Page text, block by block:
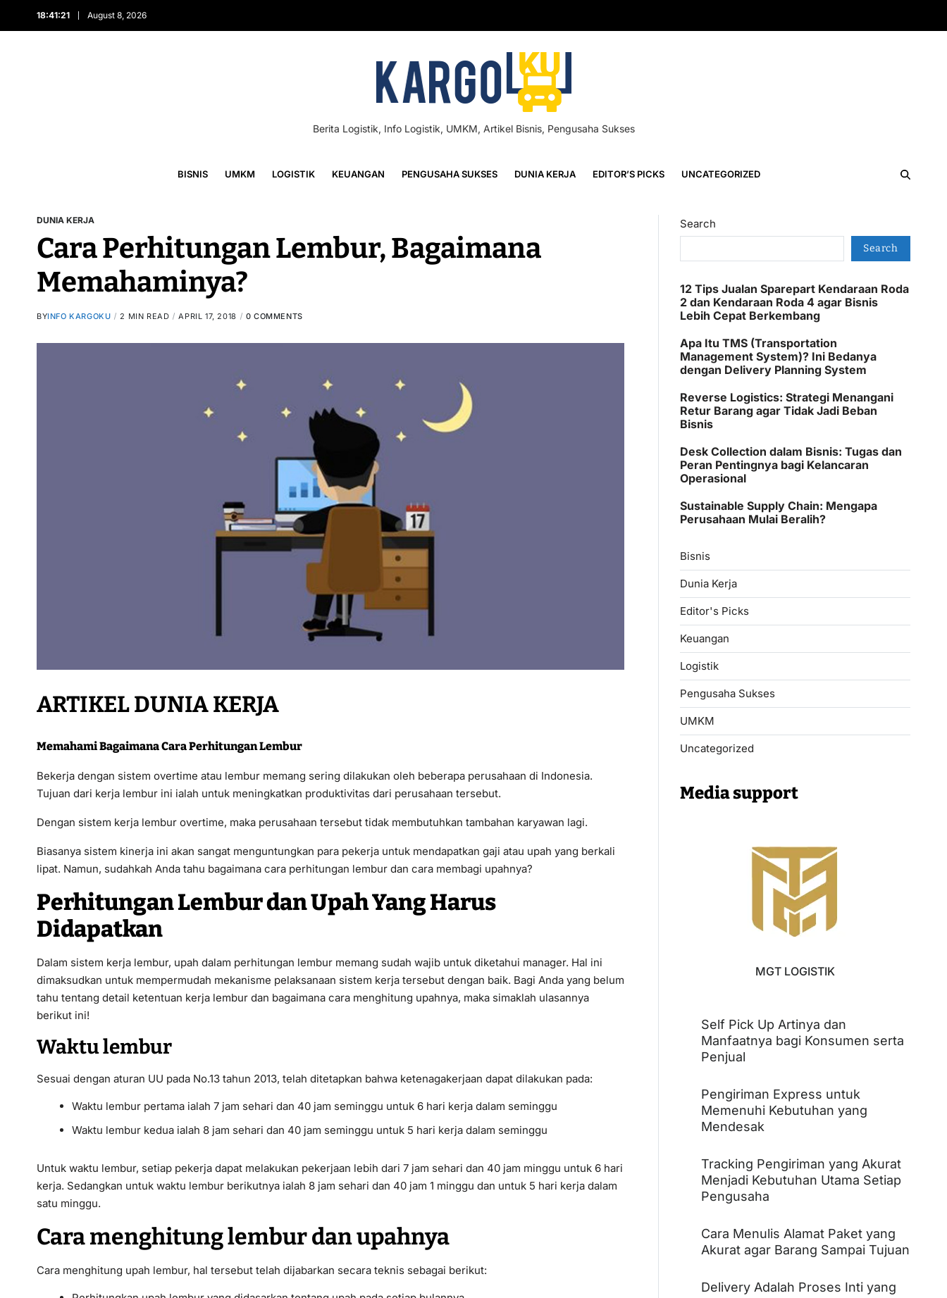
18:41:22 August 8, 2026
Berita Logistik, Info Logistik, UMKM, Artikel Bisnis, Pengusaha Sukses
BISNIS UMKM LOGISTIK KEUANGAN PENGUSAHA SUKSES DUNIA KERJA EDITOR’S PICKS UNCATEGORIZED
DUNIA KERJA
Cara Perhitungan Lembur, Bagaimana
Memahaminya?
BYINFO KARGOKU 2 MIN READ APRIL 17, 2018 0 COMMENTS
ARTIKEL DUNIA KERJA
Memahami Bagaimana Cara Perhitungan Lembur
Bekerja dengan sistem overtime atau lembur memang sering dilakukan oleh beberapa perusahaan di Indonesia.
Tujuan dari kerja lembur ini ialah untuk meningkatkan produktivitas dari perusahaan tersebut.
Dengan sistem kerja lembur overtime, maka perusahaan tersebut tidak membutuhkan tambahan karyawan lagi.
Biasanya sistem kinerja ini akan sangat menguntungkan para pekerja untuk mendapatkan gaji atau upah yang berkali
lipat. Namun, sudahkah Anda tahu bagaimana cara perhitungan lembur dan cara membagi upahnya?
Perhitungan Lembur dan Upah Yang Harus
Didapatkan
Dalam sistem kerja lembur, upah dalam perhitungan lembur memang sudah wajib untuk diketahui manager. Hal ini
dimaksudkan untuk mempermudah mekanisme pelaksanaan sistem kerja tersebut dengan baik. Bagi Anda yang belum
tahu tentang detail ketentuan kerja lembur dan bagaimana cara menghitung upahnya, maka simaklah ulasannya
berikut ini!
Waktu lembur
Sesuai dengan aturan UU pada No.13 tahun 2013, telah ditetapkan bahwa ketenagakerjaan dapat dilakukan pada:
Waktu lembur pertama ialah 7 jam sehari dan 40 jam seminggu untuk 6 hari kerja dalam seminggu
Waktu lembur kedua ialah 8 jam sehari dan 40 jam seminggu untuk 5 hari kerja dalam seminggu
Untuk waktu lembur, setiap pekerja dapat melakukan pekerjaan lebih dari 7 jam sehari dan 40 jam minggu untuk 6 hari
kerja. Sedangkan untuk waktu lembur berikutnya ialah 8 jam sehari dan 40 jam 1 minggu dan untuk 5 hari kerja dalam
satu minggu.
Cara menghitung lembur dan upahnya
Cara menghitung upah lembur, hal tersebut telah dijabarkan secara teknis sebagai berikut:
Search
Search
12 Tips Jualan Sparepart Kendaraan Roda
2 dan Kendaraan Roda 4 agar Bisnis
Lebih Cepat Berkembang
Apa Itu TMS (Transportation
Management System)? Ini Bedanya
dengan Delivery Planning System
Reverse Logistics: Strategi Menangani
Retur Barang agar Tidak Jadi Beban
Bisnis
Desk Collection dalam Bisnis: Tugas dan
Peran Pentingnya bagi Kelancaran
Operasional
Sustainable Supply Chain: Mengapa
Perusahaan Mulai Beralih?
Bisnis
Dunia Kerja
Editor's Picks
Keuangan
Logistik
Pengusaha Sukses
UMKM
Uncategorized
Media support
MGT LOGISTIK
Self Pick Up Artinya dan
Manfaatnya bagi Konsumen serta
Penjual
Pengiriman Express untuk
Memenuhi Kebutuhan yang
Mendesak
Tracking Pengiriman yang Akurat
Menjadi Kebutuhan Utama Setiap
Pengusaha
Cara Menulis Alamat Paket yang
Akurat agar Barang Sampai Tujuan
Delivery Adalah Proses Inti yang